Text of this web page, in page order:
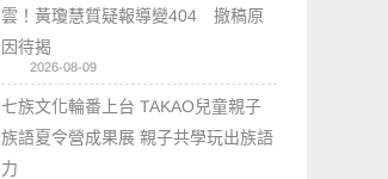
雲！黃瓊慧質疑報導變404 撤稿原
因待揭
2026-08-09
七族文化輪番上台 TAKAO兒童親子
族語夏令營成果展 親子共學玩出族語
力